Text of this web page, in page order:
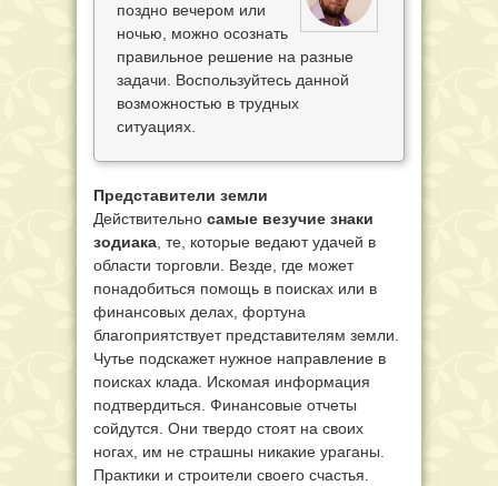
поздно вечером или
ночью, можно осознать
правильное решение на разные
задачи. Воспользуйтесь данной
возможностью в трудных
ситуациях.
Представители земли
Действительно самые везучие знаки
зодиака, те, которые ведают удачей в
области торговли. Везде, где может
понадобиться помощь в поисках или в
финансовых делах, фортуна
благоприятствует представителям земли.
Чутье подскажет нужное направление в
поисках клада. Искомая информация
подтвердиться. Финансовые отчеты
сойдутся. Они твердо стоят на своих
ногах, им не страшны никакие ураганы.
Практики и строители своего счастья.